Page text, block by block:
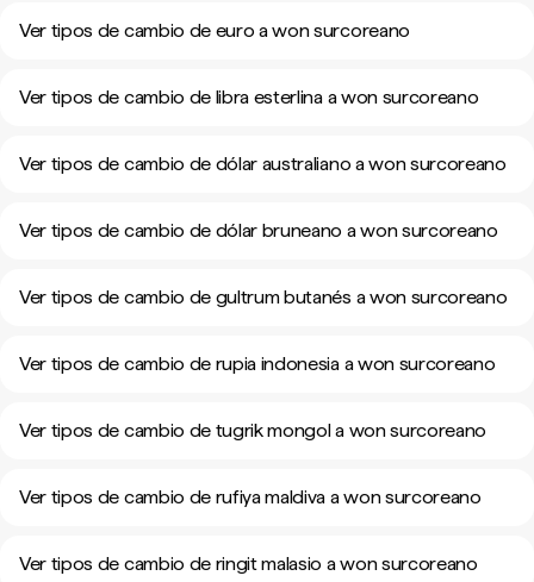
Ver tipos de cambio de euro a won surcoreano
Ver tipos de cambio de libra esterlina a won surcoreano
Ver tipos de cambio de dólar australiano a won surcoreano
Ver tipos de cambio de dólar bruneano a won surcoreano
Ver tipos de cambio de gultrum butanés a won surcoreano
Ver tipos de cambio de rupia indonesia a won surcoreano
Ver tipos de cambio de tugrik mongol a won surcoreano
Ver tipos de cambio de rufiya maldiva a won surcoreano
Ver tipos de cambio de ringit malasio a won surcoreano